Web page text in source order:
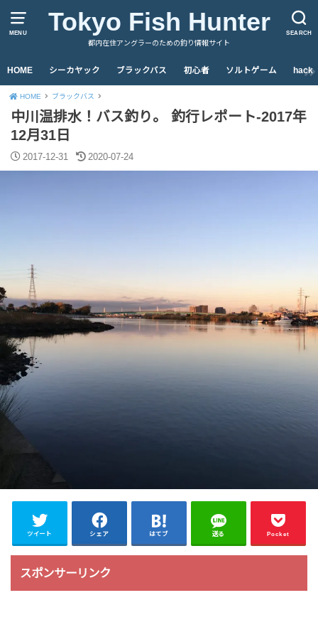
MENU SEARCH
Tokyo Fish Hunter
都内在住アングラーのための釣り情報サイト
HOME シーカヤック ブラックバス 初心者 ソルトゲーム hack
HOME ブラックバス
中川温排水！バス釣り。 釣行レポート-2017年
12月31日
2017-12-31 2020-07-24
ツイート シェア はてブ 送る Pocket
スポンサーリンク